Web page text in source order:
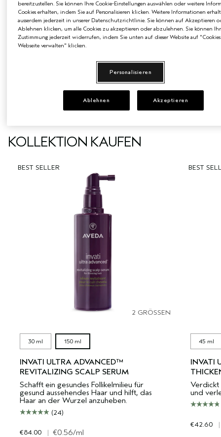
**Natürlich gewonnen nach ISO 16128. Aus pflanzlichen
Quellen, nicht-erdölbasierten mineralischen Quellen
und/oder Wasser.
ZUTATEN & SICHERHEIT
KOLLEKTION KAUFEN
BEST SELLER
2 GRÖSSEN
30 ml 150 ml
INVATI ULTRA ADVANCED™
REVITALIZING SCALP SERUM
Schafft ein gesundes Follikelmilieu für
gesund aussehendes Haar und hilft, das
Haar an der Wurzel anzuheben.
(24)
€84.00 | €0.56/ml
BEST
45 ml
INVATI
Verdickt
und
€42.60 |
bereitzustellen. Sie können Ihre Cookie-Einstellungen auswählen oder weitere
Cookies erhalten, indem Sie auf Personalisieren klicken. Weitere Informationen
ausserdem jederzeit in unserer Datenschutzrichtlinie. Sie können auf Akzeptieren
Ablehnen klicken, um alle Cookies zu akzeptieren oder abzulehnen. Sie können
Zustimmung jederzeit widerrufen, indem Sie unten auf dieser Website auf
Webseite verwalten" klicken.
Personalisieren
Ablehnen Akzeptieren